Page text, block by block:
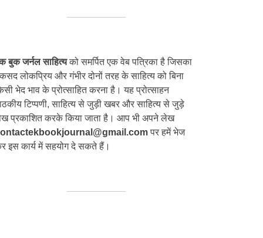
बुक जर्नल साहित्यको समर्पित एक वेब पत्रिका है जिसका
लोकप्रिय और गंभीर दोनों तरह के साहित्य को बिना
भेद भाव के प्रोत्साहित करना है। यह प्रोत्साहन
टिप्पणी, साहित्य से जुड़ी खबर और साहित्य से जुड़े
प्रकाशित करके किया जाता है। आप भी अपने लेख
पर हमें भेज
इस कार्य में सहयोग दे सकते हैं।